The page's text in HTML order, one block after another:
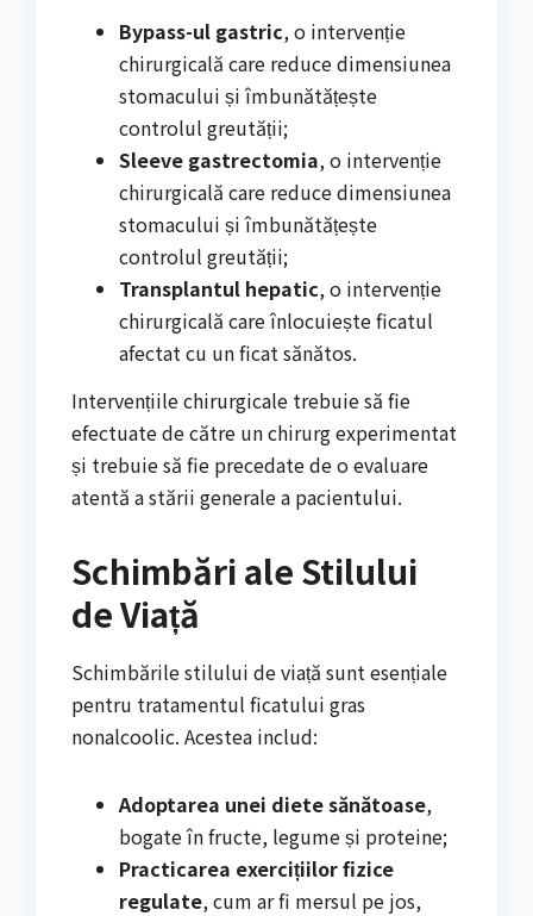
Bypass-ul gastric, o intervenție
chirurgicală care reduce dimensiunea
stomacului și îmbunătățește
controlul greutății;
Sleeve gastrectomia, o intervenție
chirurgicală care reduce dimensiunea
stomacului și îmbunătățește
controlul greutății;
Transplantul hepatic, o intervenție
chirurgicală care înlocuiește ficatul
afectat cu un ficat sănătos.
Intervențiile chirurgicale trebuie să fie
efectuate de către un chirurg experimentat
și trebuie să fie precedate de o evaluare
atentă a stării generale a pacientului.
Schimbări ale Stilului
de Viață
Schimbările stilului de viață sunt esențiale
pentru tratamentul ficatului gras
nonalcoolic. Acestea includ:
Adoptarea unei diete sănătoase,
bogate în fructe, legume și proteine;
Practicarea exercițiilor fizice
regulate, cum ar fi mersul pe jos,